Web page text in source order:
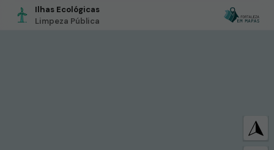
Ilhas Ecológicas
Limpeza Pública